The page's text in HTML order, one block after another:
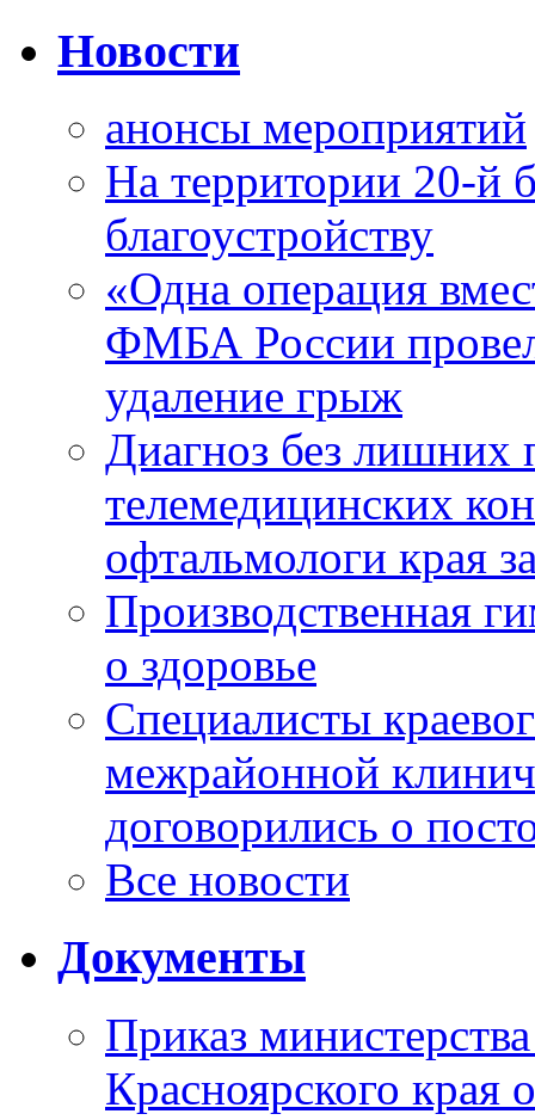
Новости
анонсы мероприятий
На территории 20-й
благоустройству
«Одна операция
ФМБА России
удаление грыж
Диагноз без лишних
телемедицинских
офтальмологи края
Производственная
о здоровье
Специалисты
межрайонной
договорились о
Все новости
Документы
Приказ
Красноярского